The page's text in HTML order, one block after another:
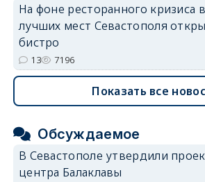
На фоне ресторанного кризиса
лучших мест Севастополя
бистро
13 7196
Показать все
Обсуждаемое
В Севастополе утвердили
центра Балаклавы